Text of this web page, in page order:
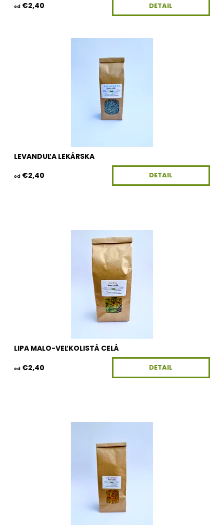
od €2,40 DETAIL
Skladom
LEVANDUĽA LEKÁRSKA
od €2,40 DETAIL
Skladom
100G-KV-LIPA
LIPA MALO-VEĽKOLISTÁ CELÁ
od €2,40 DETAIL
Skladom